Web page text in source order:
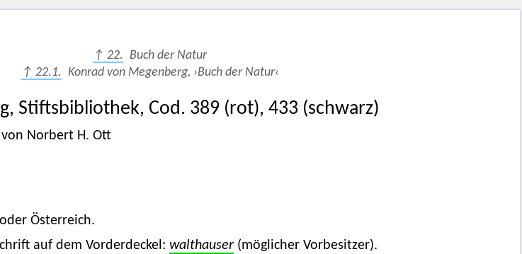
↑ 22.
Buch der Natur
↑ 22.1. Konrad von Megenberg, ›Buch der Natur‹
Stiftsbibliothek, Cod. 389 (rot), 433 (schwarz)
Norbert H. Ott
Österreich.
auf dem Vorderdeckel: walthauser(möglicher Vorbesitzer).